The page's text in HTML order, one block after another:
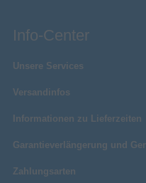
Info-Center
Unsere Services
Versandinfos
Informationen zu Lieferzeiten
Garantieverlängerung und
Zahlungsarten